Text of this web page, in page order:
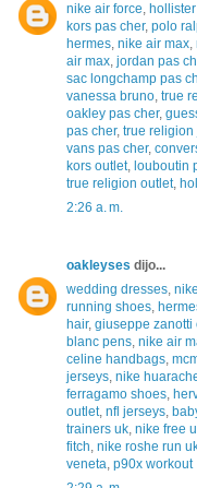
nike air force,
kors pas cher, polo
hermes, nike air max,
air max, jordan pas
sac longchamp pas
vanessa bruno, true
oakley pas cher,
pas cher, true religion
vans pas cher,
kors outlet, louboutin
true religion outlet,
2:26 a. m.
oakleyses dijo...
wedding dresses,
running shoes,
hair, giuseppe zanotti
blanc pens, nike air
celine handbags,
jerseys, nike
ferragamo shoes,
outlet, nfl jerseys,
trainers uk, nike free
fitch, nike roshe run
veneta, p90x workout